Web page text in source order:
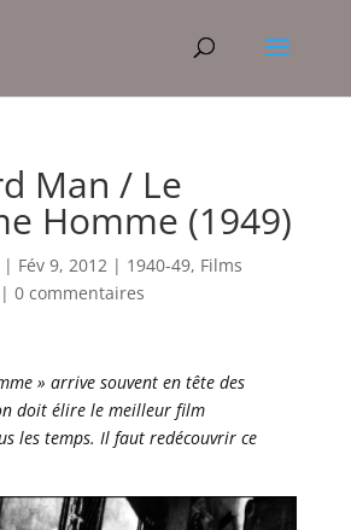
Man / Le
Homme (1949)
| Fév 9, 2012| 1940-49, Films
0 commentaires
» arrive souvent en tête des
doit élire le meilleur film
les temps. Il faut redécouvrir ce